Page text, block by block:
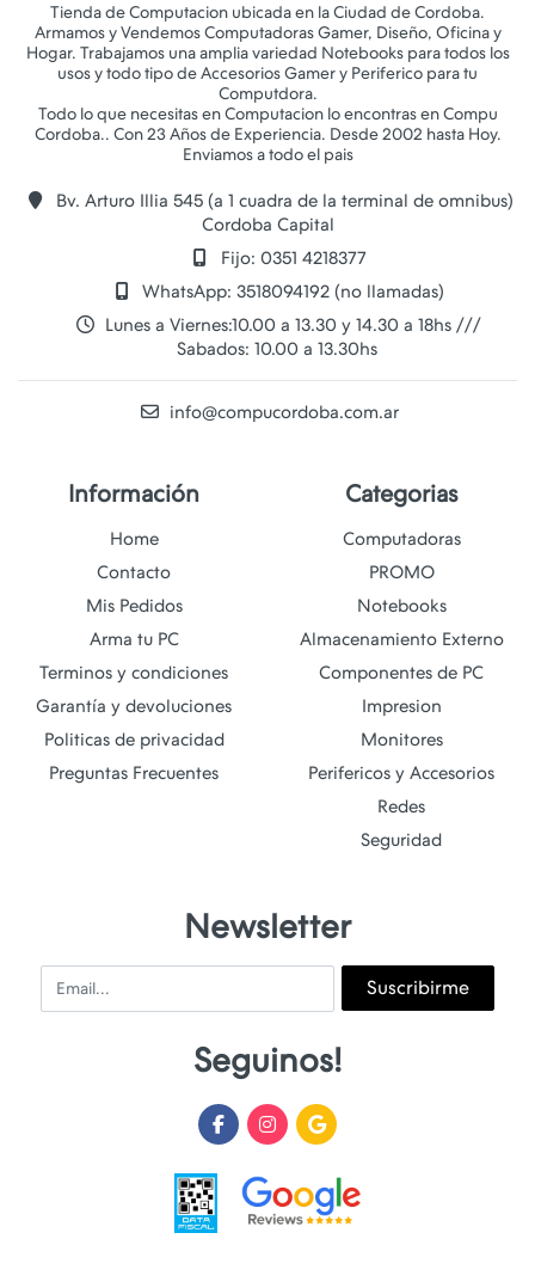
Tienda de Computacion ubicada en la Ciudad de Cordoba.
Armamos y Vendemos Computadoras Gamer, Diseño, Oficina y
Hogar. Trabajamos una amplia variedad Notebooks para todos los
usos y todo tipo de Accesorios Gamer y Periferico para tu
Computdora.
Todo lo que necesitas en Computacion lo encontras en Compu
Cordoba.. Con 23 Años de Experiencia. Desde 2002 hasta Hoy.
Enviamos a todo el pais
Bv. Arturo Illia 545 (a 1 cuadra de la terminal de omnibus)
Cordoba Capital
Fijo: 0351 4218377
WhatsApp: 3518094192 (no llamadas)
Lunes a Viernes:10.00 a 13.30 y 14.30 a 18hs ///
Sabados: 10.00 a 13.30hs
info@compucordoba.com.ar
Información
Home
Contacto
Mis Pedidos
Arma tu PC
Terminos y condiciones
Garantía y devoluciones
Politicas de privacidad
Preguntas Frecuentes
Categorias
Computadoras
PROMO
Notebooks
Almacenamiento Externo
Componentes de PC
Impresion
Monitores
Perifericos y Accesorios
Redes
Seguridad
Newsletter
Email Suscribirme
Seguinos!